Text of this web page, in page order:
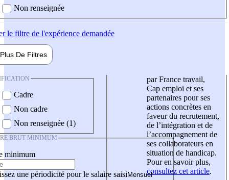
Non renseignée
le filtre de l'expérience demandée
Plus De Filtres
Cadre
Non cadre
Non renseignée (1)
BRUT MINIMUM
minimum
une périodicité pour le salaire saisi
par France travail,
Cap emploi et ses
partenaires pour ses
actions concrètes en
faveur du recrutement,
de l’intégration et de
l’accompagnement de
ses collaborateurs en
situation de handicap.
Pour en savoir plus,
consultez cet article.